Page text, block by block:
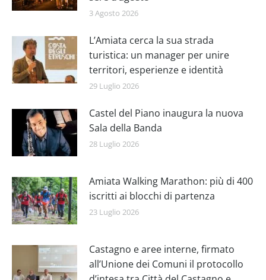
3 Agosto 2026
L’Amiata cerca la sua strada
turistica: un manager per unire
territori, esperienze e identità
29 Luglio 2026
Castel del Piano inaugura la nuova
Sala della Banda
28 Luglio 2026
Amiata Walking Marathon: più di 400
iscritti ai blocchi di partenza
23 Luglio 2026
Castagno e aree interne, firmato
all’Unione dei Comuni il protocollo